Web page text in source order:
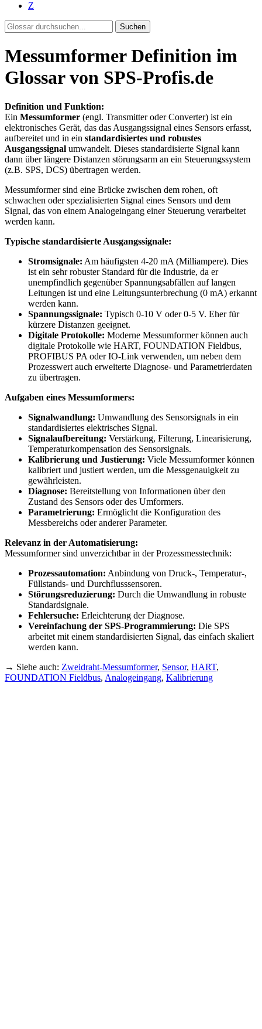
Z
Suchen
Messumformer Definition im
Glossar von SPS-Profis.de
Definition und Funktion:
Ein Messumformer (engl. Transmitter oder Converter) ist ein
elektronisches Gerät, das das Ausgangssignal eines Sensors erfasst,
aufbereitet und in ein standardisiertes und robustes
Ausgangssignal umwandelt. Dieses standardisierte Signal kann
dann über längere Distanzen störungsarm an ein Steuerungssystem
(z.B. SPS, DCS) übertragen werden.
Messumformer sind eine Brücke zwischen dem rohen, oft
schwachen oder spezialisierten Signal eines Sensors und dem
Signal, das von einem Analogeingang einer Steuerung verarbeitet
werden kann.
Typische standardisierte Ausgangssignale:
Stromsignale: Am häufigsten 4-20 mA (Milliampere). Dies
ist ein sehr robuster Standard für die Industrie, da er
unempfindlich gegenüber Spannungsabfällen auf langen
Leitungen ist und eine Leitungsunterbrechung (0 mA) erkannt
werden kann.
Spannungssignale: Typisch 0-10 V oder 0-5 V. Eher für
kürzere Distanzen geeignet.
Digitale Protokolle: Moderne Messumformer können auch
digitale Protokolle wie HART, FOUNDATION Fieldbus,
PROFIBUS PA oder IO-Link verwenden, um neben dem
Prozesswert auch erweiterte Diagnose- und Parametrierdaten
zu übertragen.
Aufgaben eines Messumformers:
Signalwandlung: Umwandlung des Sensorsignals in ein
standardisiertes elektrisches Signal.
Signalaufbereitung: Verstärkung, Filterung, Linearisierung,
Temperaturkompensation des Sensorsignals.
Kalibrierung und Justierung: Viele Messumformer können
kalibriert und justiert werden, um die Messgenauigkeit zu
gewährleisten.
Diagnose: Bereitstellung von Informationen über den
Zustand des Sensors oder des Umformers.
Parametrierung: Ermöglicht die Konfiguration des
Messbereichs oder anderer Parameter.
Relevanz in der Automatisierung:
Messumformer sind unverzichtbar in der Prozessmesstechnik:
Prozessautomation: Anbindung von Druck-, Temperatur-,
Füllstands- und Durchflusssensoren.
Störungsreduzierung: Durch die Umwandlung in robuste
Standardsignale.
Fehlersuche: Erleichterung der Diagnose.
Vereinfachung der SPS-Programmierung: Die SPS
arbeitet mit einem standardisierten Signal, das einfach skaliert
werden kann.
→ Siehe auch: Zweidraht-Messumformer, Sensor, HART,
FOUNDATION Fieldbus, Analogeingang, Kalibrierung